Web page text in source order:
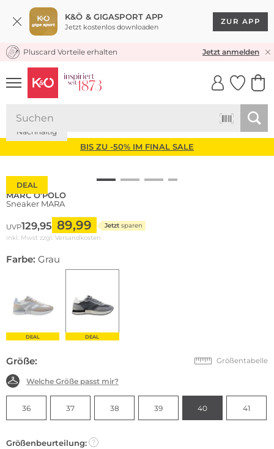
K&Ö & GIGASPORT APP
Jetzt kostenlos downloaden
ZUR APP
KOSTENLOSER VERSAND* & RÜCKVERSAND
Pluscard Vorteile erhalten Jetzt anmelden
UNSERE APP
CLICK &
BIS ZU -50% IM FINAL SALE
DEAL
Nachhaltig
MARC O'POLO
Sneaker MARA
UVP129,95 89,99 Jetzt sparen
inkl. Mwst zzgl. Versandkosten
Farbe: Grau
DEAL DEAL
Größe: Größentabelle
Welche Größe passt mir?
36 37 38 39 40 41
Größenbeurteilung: ?